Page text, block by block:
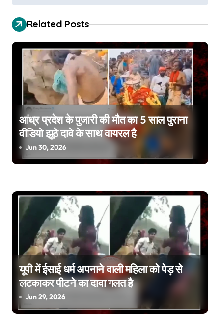
s
t
n
g
a
i
Related Posts
आंध्र प्रदेश के पुजारी की मौत का 5 साल पुराना
वीडियो झूठे दावे के साथ वायरल है
Jun 30, 2026
यूपी में ईसाई धर्म अपनाने वाली महिला को पेड़ से
लटकाकर पीटने का दावा गलत है
Jun 29, 2026